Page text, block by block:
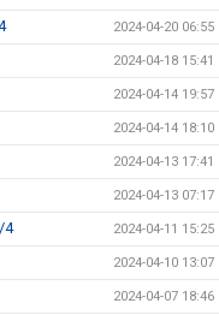
2024-04-20 06:55
2024-04-18 15:41
2024-04-14 19:57
2024-04-14 18:10
2024-04-13 17:41
2024-04-13 07:17
4 2024-04-11 15:25
2024-04-10 13:07
2024-04-07 18:46